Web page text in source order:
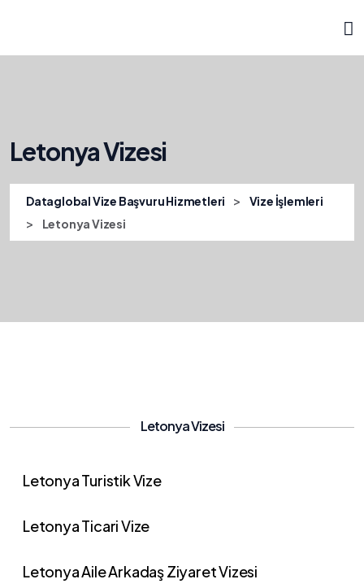
Letonya Vizesi
Dataglobal Vize Başvuru Hizmetleri > Vize İşlemleri
> Letonya Vizesi
Letonya Vizesi
Letonya Turistik Vize
Letonya Ticari Vize
Letonya Aile Arkadaş Ziyaret Vizesi